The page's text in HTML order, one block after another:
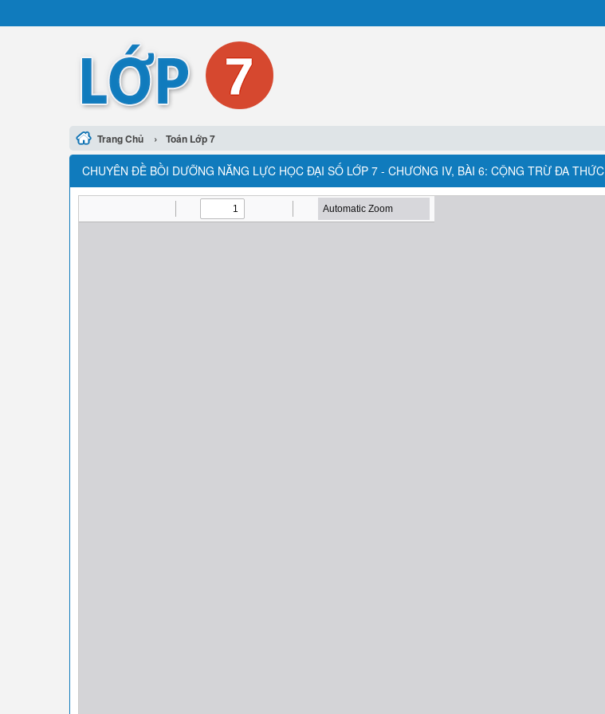
Trang Chủ › Toán Lớp 7
CHUYÊN ĐỀ BỒI DƯỠNG NĂNG LỰC HỌC ĐẠI SỐ LỚP 7 - CHƯƠNG IV, BÀI 6: CỘNG TRỪ ĐA THỨC